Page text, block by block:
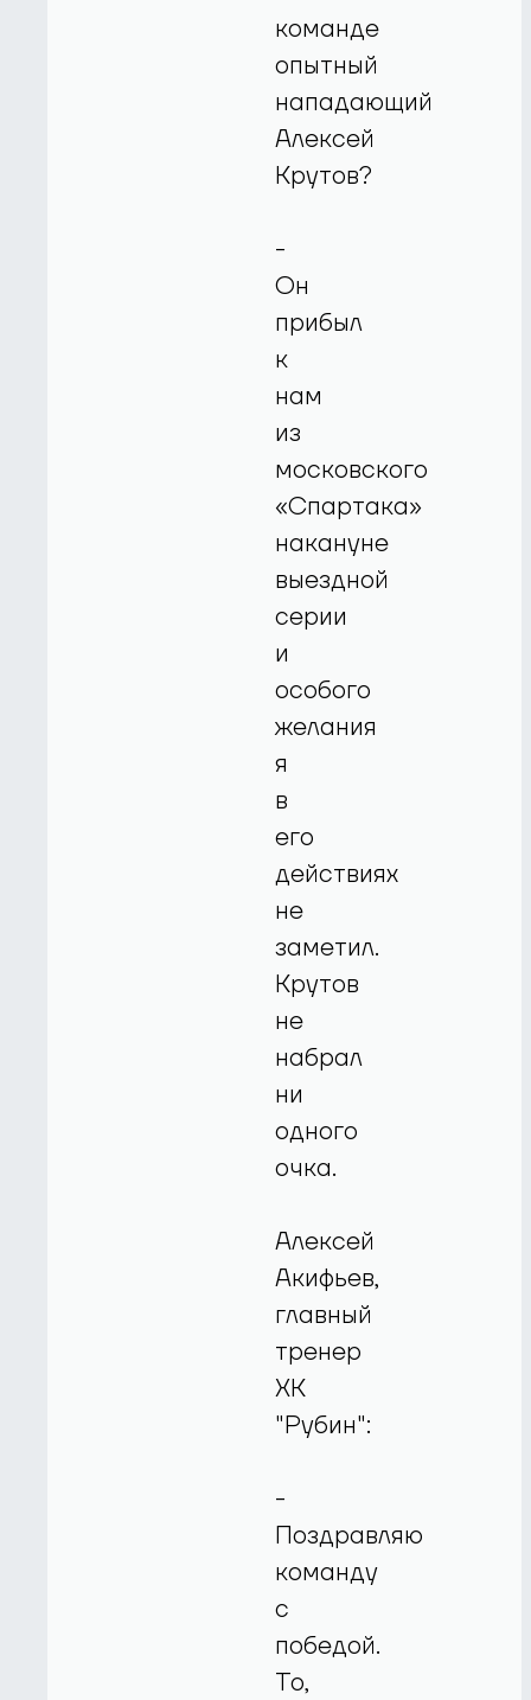
команде
опытный
нападающий
Алексей
Крутов?
-
Он
прибыл
к
нам
из
московского
«Спартака»
накануне
выездной
серии
и
особого
желания
я
в
его
действиях
не
заметил.
Крутов
не
набрал
ни
одного
очка.
Алексей
Акифьев,
главный
тренер
ХК
"Рубин":
-
Поздравляю
команду
с
победой.
То,